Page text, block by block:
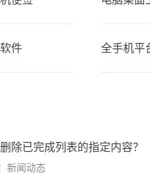
件 全手机平
除已完成列表的指定内容？
新闻动态